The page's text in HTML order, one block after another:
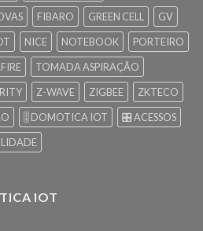
FIBARO GREEN CELL
GV
NICE NOTEBOOK
PORTEIRO
TOMADA ASPIRAÇÃO
Z-WAVE ZIGBEE
ZKTECO
🎚️ DOMOTICA IOT
🎛️ ACESSOS
IOT